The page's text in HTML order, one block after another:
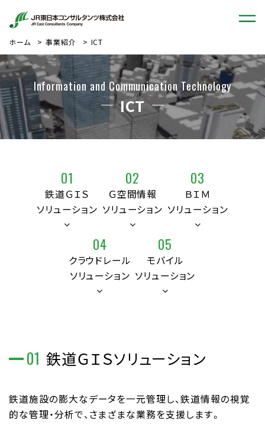
Information and Communication Technology
ICT
ホーム 事業紹介 ICT
01
鉄道ＧＩＳ
ソリューション
02
Ｇ空間情報
ソリューション
03
ＢＩＭ
ソリューション
04
クラウドレール
ソリューション
05
モバイル
ソリューション
01 鉄道ＧＩＳソリューション
鉄道施設の膨大なデータを一元管理し、鉄道情報の視覚
的な管理・分析で、さまざまな業務を支援します。